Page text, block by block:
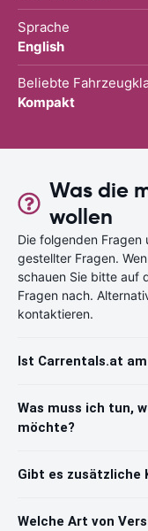
Sprache
English
Beliebte
Kompakt
Was die
wollen
Die folgenden Fragen
gestellter Fragen.
schauen Sie bitte auf
Fragen nach.
kontaktieren.
Ist Carrentals.at
Was muss ich tun,
möchte?
Gibt es zusätzliche
Welche Art von